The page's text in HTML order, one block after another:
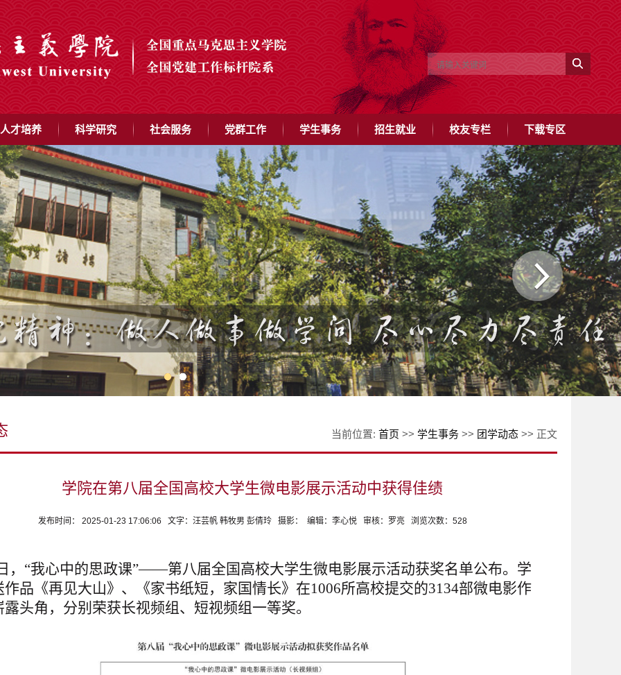
人才培养 科学研究 社会服务 党群工作 学生事务 招生就业 校友专栏 下载专区
当前位置: 首页 >> 学生事务 >> 团学动态 >> 正文
学院在第八届全国高校大学生微电影展示活动中获得佳绩
发布时间： 2025-01-23 17:06:06 文字：汪芸帆 韩牧男 彭倩玲 摄影： 编辑：李心悦 审核：罗亮 浏览次数： 528
，“我心中的思政课”——第八届全国高校大学生微电影展示活动获奖名单公布。学
作品《再见大山》、《家书纸短，家国情长》在1006所高校提交的3134部微电影作
露头角，分别荣获长视频组、短视频组一等奖。